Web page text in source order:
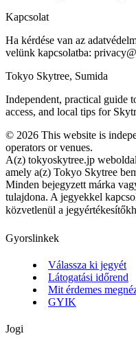
Kapcsolat
Ha kérdése van az
velünk kapcsolatba:
Tokyo Skytree, Sumida
Independent, practical guide
access, and local tips for
© 2026 This website is
operators or venues.
A(z) tokyoskytree.jp
amely a(z) Tokyo Skytree
Minden bejegyzett márka
tulajdona. A jegyekkel
közvetlenül a
Gyorslinkek
Válassza ki jegyét
Látogatási időrend
Mit érdemes
GYIK
Jogi